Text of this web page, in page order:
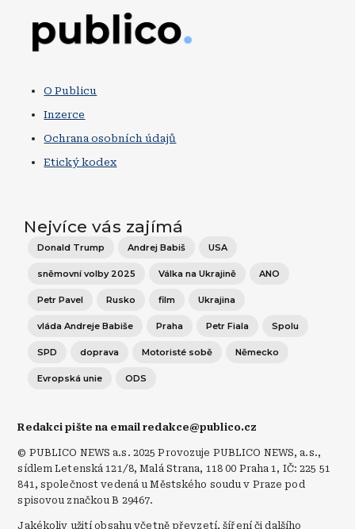
O Publicu
Inzerce
Ochrana osobních údajů
Etický kodex
Nejvíce vás zajímá
Donald Trump Andrej Babiš USA
sněmovní volby 2025 Válka na Ukrajině ANO
Petr Pavel Rusko film Ukrajina
vláda Andreje Babiše Praha Petr Fiala Spolu
SPD doprava Motoristé sobě Německo
Evropská unie ODS
Redakci pište na email redakce@publico.cz
© PUBLICO NEWS a.s. 2025 Provozuje PUBLICO NEWS, a.s.,
sídlem Letenská 121/8, Malá Strana, 118 00 Praha 1, IČ: 225 51
841, společnost vedená u Městského soudu v Praze pod
spisovou značkou B 29467.
Jakékoliv užití obsahu včetně převzetí, šíření či dalšího